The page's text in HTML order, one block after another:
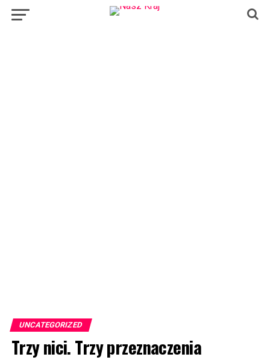
UNCATEGORIZED
Trzy nici. Trzy przeznaczenia